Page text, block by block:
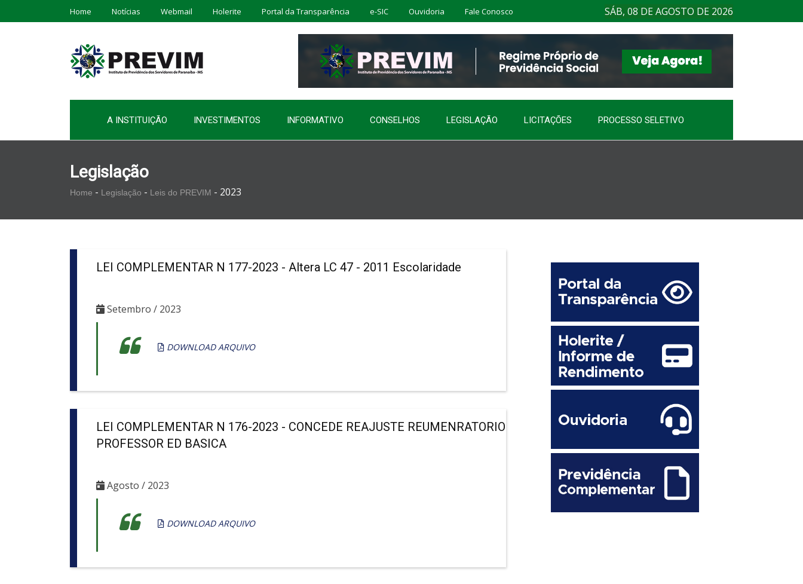
Home Notícias Webmail Holerite Portal da Transparência e-SIC Ouvidoria Fale Conosco SÁB, 08 DE AGOSTO DE 2026
A INSTITUIÇÃO INVESTIMENTOS INFORMATIVO CONSELHOS LEGISLAÇÃO LICITAÇÕES PROCESSO SELETIVO
Legislação
Home - Legislação - Leis do PREVIM - 2023
LEI COMPLEMENTAR N 177-2023 - Altera LC 47 - 2011 Escolaridade
Setembro / 2023
DOWNLOAD ARQUIVO
LEI COMPLEMENTAR N 176-2023 - CONCEDE REAJUSTE REUMENRATORIO
PROFESSOR ED BASICA
Agosto / 2023
DOWNLOAD ARQUIVO